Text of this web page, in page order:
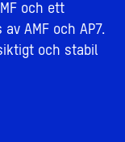
och ett
AMF och AP7.
och stabil